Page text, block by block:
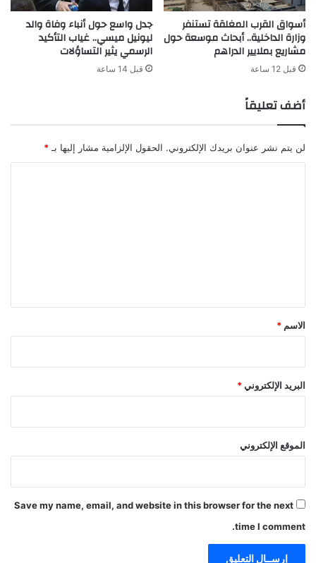
أسواق القرب المغلقة تستنفر
وزارة الداخلية.. أبحاث موسعة حول
مشاريع بملايير الدراهم
قبل 12 ساعة
جدل واسع حول أنباء وفاة والد
ليونيل ميسي.. غياب التأكيد
الرسمي يثير التساؤلات
قبل 14 ساعة
أضف تعليقاً
لن يتم نشر عنوان بريدك الإلكتروني. الحقول الإلزامية مشار إليها بـ *
*
الاسم *
البريد الإلكتروني*
الموقع الإلكتروني
Save my name, email, and website in this browser for the next
time I comment.